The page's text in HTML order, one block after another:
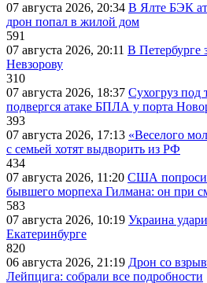
07 августа 2026, 20:34 В Ялте БЭК
дрон попал в жилой дом
591
07 августа 2026, 20:11 В Петербурге
Невзорову
310
07 августа 2026, 18:37 Сухогруз под
подвергся атаке БПЛА у порта
393
07 августа 2026, 17:13 «Веселого
с семьей хотят выдворить из РФ
434
07 августа 2026, 11:20 США
бывшего морпеха Гилмана: он при
583
07 августа 2026, 10:19 Украина
Екатеринбурге
820
06 августа 2026, 21:19 Дрон со
Лейпцига: собрали все подробности